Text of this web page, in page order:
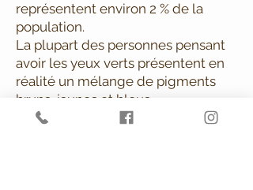
représentent environ 2 % de la
population.
La plupart des personnes pensant
avoir les yeux verts présentent en
réalité un mélange de pigments
bruns, jaunes et bleus.